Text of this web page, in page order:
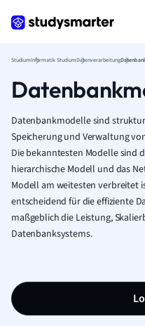
StudiumInformatik StudiumDatenverarbeitung
Datenbankmodelle sind
Speicherung und Verwaltung
Die bekanntesten Modelle sind
hierarchische Modell und das
Modell am weitesten verbreitet
entscheidend für die effiziente
maßgeblich die Leistung,
Datenbanksystems.